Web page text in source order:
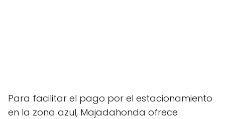
Para facilitar el pago por el estacionamiento
en la zona azul, Majadahonda ofrece